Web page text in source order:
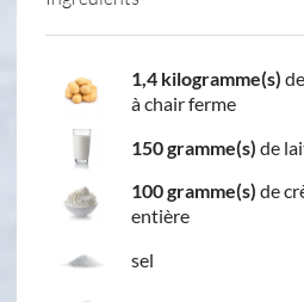
1,4 kilogramme(s)
à chair ferme
150 gramme(s) de
100 gramme(s) de
entière
sel